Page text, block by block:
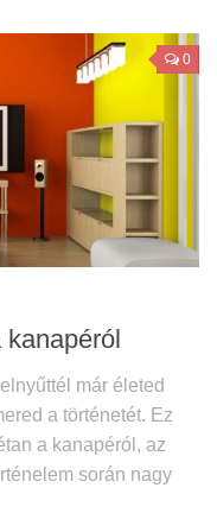
0
már életed
a történetét. Ez
a kanapéról, az
során nagy